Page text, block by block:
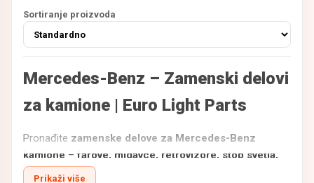
Sortiranje proizvoda
Mercedes-Benz – Zamenski delovi
za kamione | Euro Light Parts
Pronađite zamenske delove za Mercedes-Benz
kamione – farove, migavce, retrovizore, stop svetla,
gabarite i ostalu svetlosnu signalizaciju kao i
Prikaži više